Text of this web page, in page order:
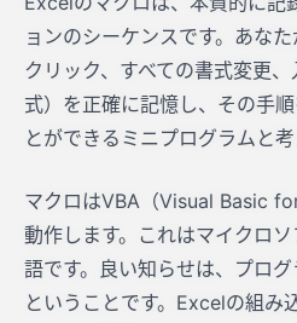
ョンのシーケンスです。あな
クリック、すべての書式変更
式）を正確に記憶し、その手
とができるミニプログラムと考
マクロはVBA（Visual Basic
動作します。これはマイクロ
語です。良い知らせは、プロ
ということです。Excelの組み